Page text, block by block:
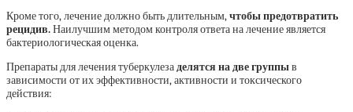
Кроме того, лечение должно быть длительным,чтобы предотвратить
рецидив.Наилучшим методом контроля ответа на лечение является
бактериологическая оценка.
Препараты для лечения туберкулезаделятся на две группыв
зависимости от их эффективности, активности и токсического
действия: